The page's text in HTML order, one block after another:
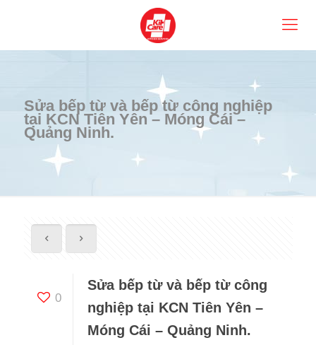
Sửa bếp từ và bếp từ công nghiệp
tại KCN Tiên Yên – Móng Cái –
Quảng Ninh.
0
Sửa bếp từ và bếp từ công
nghiệp tại KCN Tiên Yên –
Móng Cái – Quảng Ninh.